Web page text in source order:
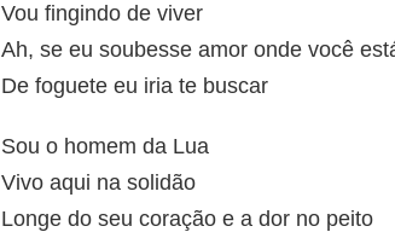
Vou fingindo de viver
Ah, se eu soubesse amor onde você
De foguete eu iria te buscar
Sou o homem da Lua
Vivo aqui na solidão
Longe do seu coração e a dor no peito